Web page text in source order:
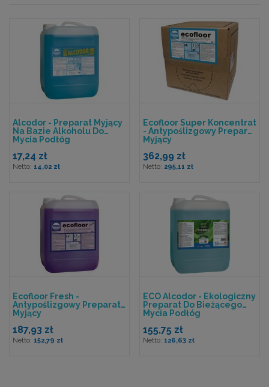
Alcodor - Preparat Myjący
Na Bazie Alkoholu Do
Mycia Podłóg
17,24 zł
14,02 zł
Ecofloor Super Koncentrat
- Antypoślizgowy Preparat
Myjący
362,99 zł
295,11 zł
Ecofloor Fresh -
Antypoślizgowy Preparat
Myjący
187,93 zł
152,79 zł
ECO Alcodor - Ekologiczny
Preparat Do Bieżącego
Mycia Podłóg
155,75 zł
126,63 zł